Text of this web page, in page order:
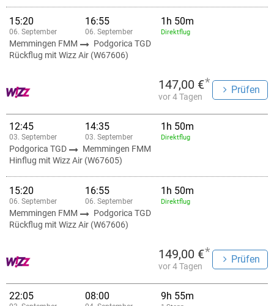
15:20
06. September
16:55
06. September
1h 50m
Direktflug
Memmingen FMM
Podgorica TGD
Rückflug mit Wizz Air (W67606)
147,00 €*
vor 4 Tagen
Prüfen
12:45
03. September
14:35
03. September
1h 50m
Direktflug
Podgorica TGD
Memmingen FMM
Hinflug mit Wizz Air (W67605)
15:20
06. September
16:55
06. September
1h 50m
Direktflug
Memmingen FMM
Podgorica TGD
Rückflug mit Wizz Air (W67606)
149,00 €*
vor 4 Tagen
Prüfen
22:05 08:00 9h 55m